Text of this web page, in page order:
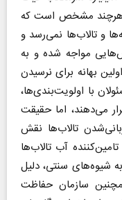
هرچند مشخص است که
و تالاب‌ها نمی‌رسد و
مواجه شده و به
بهانه برای نرسیدن
با اولویت‌بندی‌ها،
می‌دهند، اما حقیقت
تالاب‌ها نقش
آب تالاب‌ها
شیوه‌های سنتی، دلیل
سازمان حفاظت